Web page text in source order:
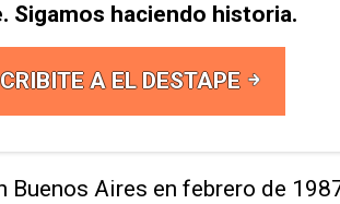
Sigamos haciendo historia.
A EL DESTAPE
Buenos Aires en febrero de